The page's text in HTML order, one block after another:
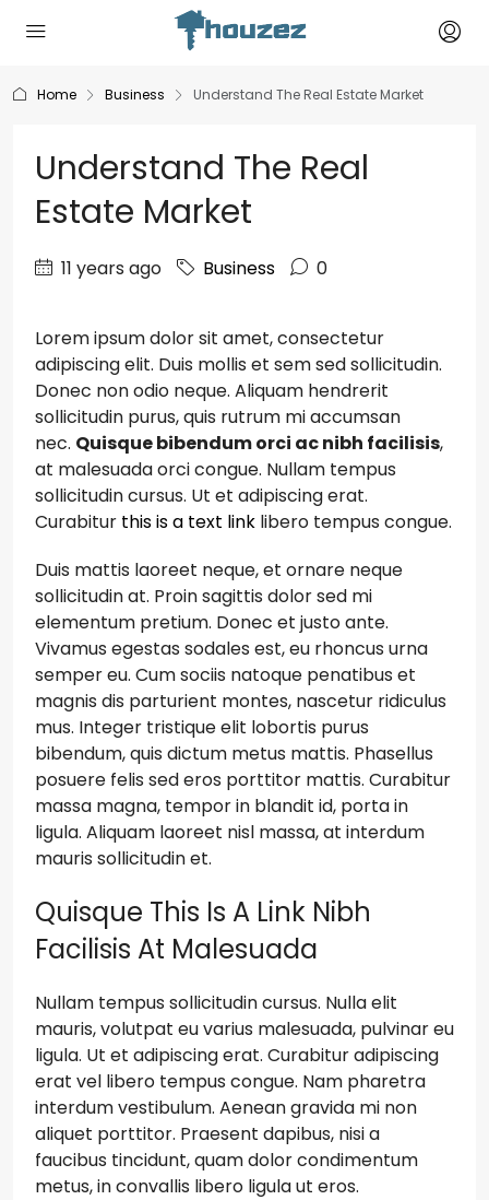
Home Business Understand The Real Estate Market
Understand The Real
Estate Market
11 years ago Business 0
Lorem ipsum dolor sit amet, consectetur
adipiscing elit. Duis mollis et sem sed sollicitudin.
Donec non odio neque. Aliquam hendrerit
sollicitudin purus, quis rutrum mi accumsan
nec. Quisque bibendum orci ac nibh facilisis,
at malesuada orci congue. Nullam tempus
sollicitudin cursus. Ut et adipiscing erat.
Curabitur this is a text link libero tempus congue.
Duis mattis laoreet neque, et ornare neque
sollicitudin at. Proin sagittis dolor sed mi
elementum pretium. Donec et justo ante.
Vivamus egestas sodales est, eu rhoncus urna
semper eu. Cum sociis natoque penatibus et
magnis dis parturient montes, nascetur ridiculus
mus. Integer tristique elit lobortis purus
bibendum, quis dictum metus mattis. Phasellus
posuere felis sed eros porttitor mattis. Curabitur
massa magna, tempor in blandit id, porta in
ligula. Aliquam laoreet nisl massa, at interdum
mauris sollicitudin et.
Quisque This Is A Link Nibh
Facilisis At Malesuada
Nullam tempus sollicitudin cursus. Nulla elit
mauris, volutpat eu varius malesuada, pulvinar eu
ligula. Ut et adipiscing erat. Curabitur adipiscing
erat vel libero tempus congue. Nam pharetra
interdum vestibulum. Aenean gravida mi non
aliquet porttitor. Praesent dapibus, nisi a
faucibus tincidunt, quam dolor condimentum
metus, in convallis libero ligula ut eros.